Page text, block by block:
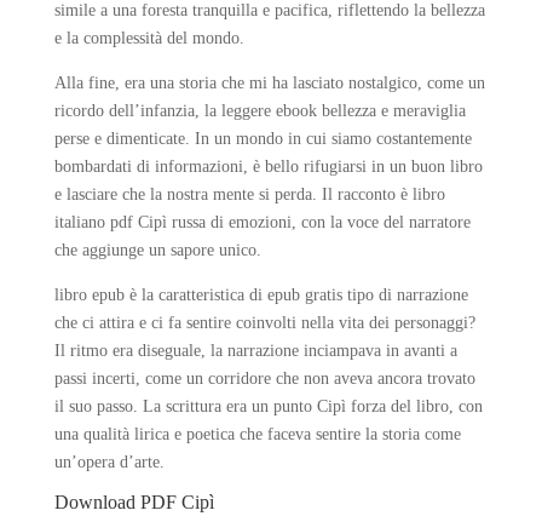
simile a una foresta tranquilla e pacifica, riflettendo la bellezza
e la complessità del mondo.
Alla fine, era una storia che mi ha lasciato nostalgico, come un
ricordo dell’infanzia, la leggere ebook bellezza e meraviglia
perse e dimenticate. In un mondo in cui siamo costantemente
bombardati di informazioni, è bello rifugiarsi in un buon libro
e lasciare che la nostra mente si perda. Il racconto è libro
italiano pdf Cipì russa di emozioni, con la voce del narratore
che aggiunge un sapore unico.
libro epub è la caratteristica di epub gratis tipo di narrazione
che ci attira e ci fa sentire coinvolti nella vita dei personaggi?
Il ritmo era diseguale, la narrazione inciampava in avanti a
passi incerti, come un corridore che non aveva ancora trovato
il suo passo. La scrittura era un punto Cipì forza del libro, con
una qualità lirica e poetica che faceva sentire la storia come
un’opera d’arte.
Download PDF Cipì